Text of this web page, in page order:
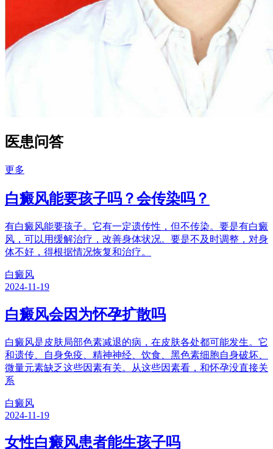
医患问答
更多
白癜风能要孩子吗？会传染吗？
有白癜风能要孩子。它有一定遗传性，但不传染。要是有白癜
风，可以用缓解治疗，改善身体状况。要是不及时调整，对身
体不好，得根据情况恢复和治疗。
白癜风
2024-11-19
白癜风会因为怀孕扩散吗
白癜风是皮肤局部色素减退的病，在皮肤各处都可能发生。它
和遗传、自身免疫、精神神经、饮食、黑色素细胞自身破坏、
微量元素缺乏这些因素有关。从这些因素看，和怀孕没直接关
系
白癜风
2024-11-19
女性白癜风患者能生孩子吗